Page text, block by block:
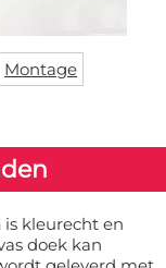
Montage
is kleurecht en
doek kan